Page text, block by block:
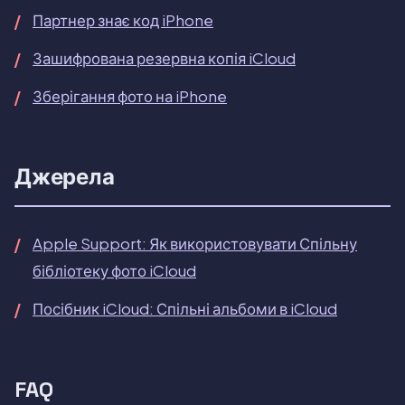
Партнер знає код iPhone
Зашифрована резервна копія iCloud
Зберігання фото на iPhone
Джерела
Apple Support: Як використовувати Спільну
бібліотеку фото iCloud
Посібник iCloud: Спільні альбоми в iCloud
FAQ